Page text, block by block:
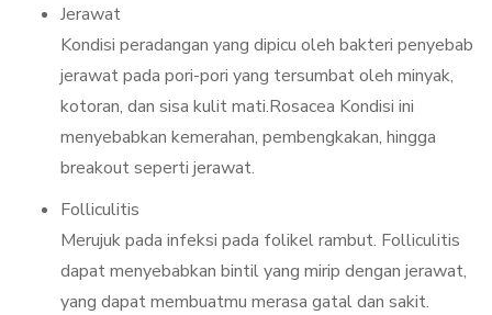
Jerawat
Kondisi peradangan yang dipicu oleh bakteri penyebab
jerawat pada pori-pori yang tersumbat oleh minyak,
kotoran, dan sisa kulit mati.Rosacea Kondisi ini
menyebabkan kemerahan, pembengkakan, hingga
breakout seperti jerawat.
Folliculitis
Merujuk pada infeksi pada folikel rambut. Folliculitis
dapat menyebabkan bintil yang mirip dengan jerawat,
yang dapat membuatmu merasa gatal dan sakit.